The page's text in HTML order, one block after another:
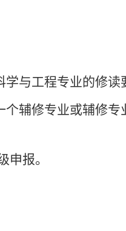
学与工程专业的修读
辅修专业或辅修专
申报。